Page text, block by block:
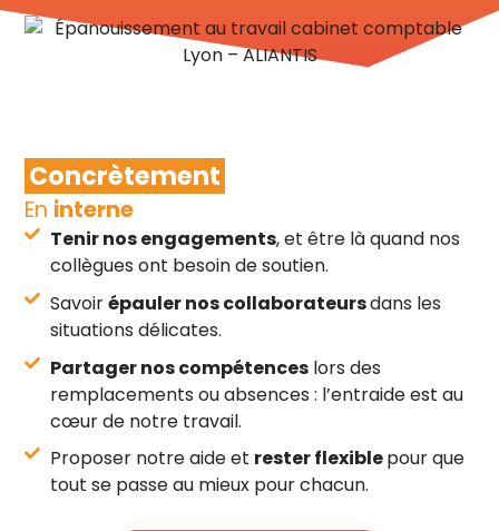
Concrètement
En interne
Tenir nos engagements, et être là quand nos
collègues ont besoin de soutien.
Savoirépauler nos collaborateursdans les
situations délicates.
Partager nos compétenceslors des
remplacements ou absences : l’entraide est au
cœur de notre travail.
Proposer notre aide et rester flexiblepour que
tout se passe au mieux pour chacun.